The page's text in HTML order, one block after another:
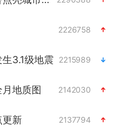
2226758
3.1级地震 2215989
地质图 2142030
更新 2137794